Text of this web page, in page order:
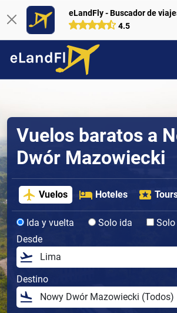
eLandFly - Buscador de
4.5
Vuelos baratos a
Dwór Mazowiecki
Vuelos Hoteles
Ida y vuelta Solo ida
Desde
Destino